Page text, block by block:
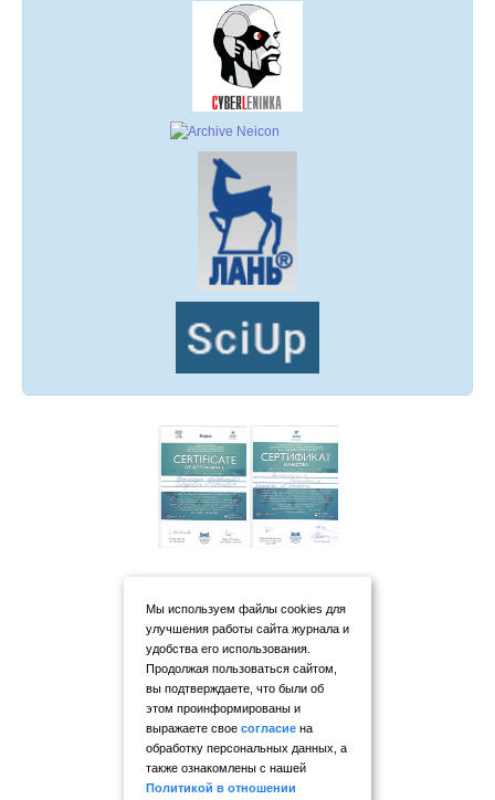
Мы используем файлы cookies для
улучшения работы сайта журнала и
удобства его использования.
Продолжая пользоваться сайтом,
вы подтверждаете, что были об
этом проинформированы и
выражаете свое согласие на
обработку персональных данных, а
также ознакомлены с нашей
Политикой в отношении